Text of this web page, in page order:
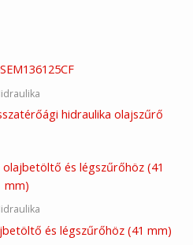
hidraulika olajszűrő
és légszűrőhöz (41 mm)